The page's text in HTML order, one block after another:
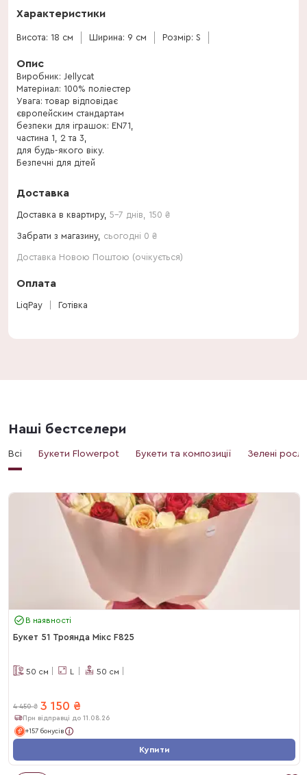
Характеристики
Висота: 18 см Ширина: 9 см Розмір: S
Опис
Виробник: Jellycat
Матеріиал: 100% поліестер
Увага: товар відповідає
європейским стандартам
безпеки для іграшок: EN71,
частина 1, 2 та 3,
для будь-якого віку.
Безпечні для дітей
Доставка
Доставка в квартиру, 5-7 днів 150 ₴
Забрати з магазину, сьогодні 0 ₴
Доставка Новою Поштою (очікується)
Оплата
LiqPay Готівка
Наші бестселери
Всі Букети Flowerpot Букети та композиції Зелені
В наявності
Букет 51 Троянда Мікс F825
50 см L 50 см
4 450 ₴ 3 150 ₴
При відправці до 11.08.26
+157 бонусів
Купити